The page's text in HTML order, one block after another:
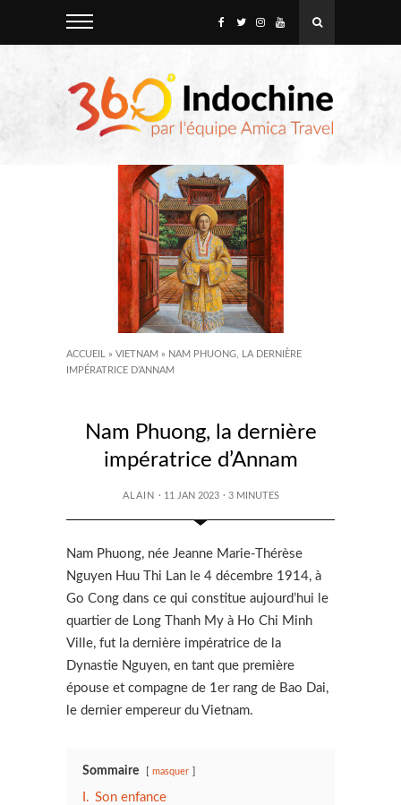
ACCUEIL » VIETNAM » NAM PHUONG, LA DERNIÈRE
IMPÉRATRICE D’ANNAM
Nam Phuong, la dernière
impératrice d’Annam
ALAIN · 11 JAN 2023 · 3 MINUTES
Nam Phuong, née Jeanne Marie-Thérèse
Nguyen Huu Thi Lan le 4 décembre 1914, à
Go Cong dans ce qui constitue aujourd’hui le
quartier de Long Thanh My à Ho Chi Minh
Ville, fut la dernière impératrice de la
Dynastie Nguyen, en tant que première
épouse et compagne de 1er rang de Bao Dai,
le dernier empereur du Vietnam.
Sommaire masquer
I. Son enfance